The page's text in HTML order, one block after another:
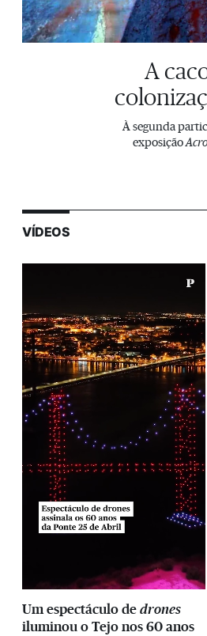
A
À segunda
exposição
VÍDEOS
Um espectáculo de drones
iluminou o Tejo nos 60 anos